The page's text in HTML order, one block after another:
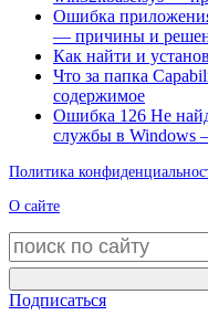
Ошибка
— причины и
Как найти и
Что за папка
содержимое
Ошибка 126 Не
службы в Windows
Политика
О сайте
Подписаться